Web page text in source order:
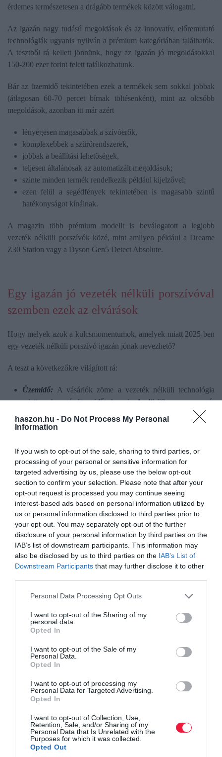
haszon.hu - Do Not Process My Personal
Information
If you wish to opt-out of the sale, sharing to third parties, or
processing of your personal or sensitive information for
targeted advertising by us, please use the below opt-out
section to confirm your selection. Please note that after your
opt-out request is processed you may continue seeing
interest-based ads based on personal information utilized by
us or personal information disclosed to third parties prior to
your opt-out. You may separately opt-out of the further
disclosure of your personal information by third parties on the
IAB’s list of downstream participants. This information may
also be disclosed by us to third parties on the IAB’s List of
Downstream Participants that may further disclose it to other
Please note that this website/app uses one or more Google
not limited to your visit or usage behaviour. You may click to
grant or deny consent to Google and its third-party tags to
use your data for below specified purposes in below Google
consent section.
Personal Data Processing Opt Outs
I want to opt-out of the Sharing of my
personal data.
Opted In
I want to opt-out of the Sale of my
Personal Data.
Opted In
I want to opt-out of processing my
Personal Data for Targeted Advertising.
Opted In
I want to opt-out of Collection, Use,
Retention, Sale, and/or Sharing of my
Personal Data that Is Unrelated with the
Purposes for which it was collected.
Opted Out
érdemes természetesen a drágább termékek között válogatni.
Az igazán nagy tudású megoldások és az innovatív, előremutató
technológiák ugyanis nyilván a prémium kategóriában találhatók.
A tesztből rá kellett jönnünk, hogy az igazán jó megoldásokkal
150-200 ezer forint felett találkozhatunk.
Bár az üzemidő tekintetében ezek a termékek sem sokkal jobbak
(átlagosan 60-70 percet bírnak töltésenként), mint az olcsóbb
megoldások, azonban itt már azért
lényegesen magasabbak a szívóerők,
komplexebbek a szűrőrendszerek,
jobbak a beállítási lehetőségek,
teljesen általánosak az automatizált megoldások;
szinte minden termék rendelkezik például kijelzővel;
ezen felül a segédfények tekintetében is magasabb szintű
hatékonyságot kínálnak.
A magazin több prémium modellt is beválogatott a legjobb
vezeték nélküli porszívók közé, mint amilyen például a Dreame
Z30 Station vagy a Dyson Gen5 Detect Absolute.
Egy igazán jó vezeték nélküli porszívóval
szemben ezek az elvárások
Hogy melyek azok a kulcsmomentumok, amelyek miatt 2025-ben
egy vezeték nélküli porszívó igazán jónak nevezhető?
A teszt a következőkre világított rá:
Üzemidő:
A vásárlók zöme a vezeték nélküli technológia
miatt a hosszú üzemidőt keresi. A 40-60 perc ma már
alapvető elvárás, de vannak termékek, amelyek már a 90-120
percet is elérik, így bőven elegendők egy lakás teljes
Szívóerő:Minél nagyobb a szívóerő, annál hatékonyabb egy
rúdporszívó – gondolják gyakran a vásárlók, pedig nem
véletlen, hogy a gyártók gyakran ezt nem is hozzák
nyilvánosságra. A teljesítmény, a motor fordulatszáma vagy a
szívófej kialakítása és keféje sokszor fontosabbak.
Egy jó porszívónál ma már alapelvárás a
HEPA szűrő, hiszen nagyon sok az allergiás és mindenki
ragaszkodik a tiszta, friss levegőhöz a lakásban. Sőt, a
prémium ligában már a többszintű szűrőrendszerek is
gyakoriak, illetve népszerűek.
Segédfény:A hatékony segédfény ma már szintén
alapelvárásnak tűnik egy rúdporszívónál. Nem véletlenül,
hiszen a szívófejen elhelyezett LED-ek segítenek
lehet a takarításban.
Automatizáció:
automatizálás, például a termék felismeri a padló állapotát és
ahhoz igazítja a szívóerőt.
A magazin a nagy vezeték nélküli porszívó teszt során közel 20
darab terméket választott és emelt ki a toplistájában, gondosan
sokat költeni, de azok is, akik a középmezőnyből vagy a prémium
ligából válogatnának.